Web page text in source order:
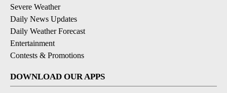
Severe Weather
Daily News Updates
Daily Weather Forecast
Entertainment
Contests & Promotions
DOWNLOAD OUR APPS